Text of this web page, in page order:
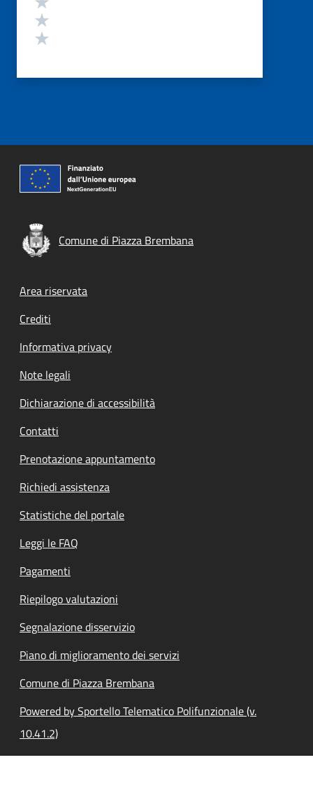
Comune di Piazza Brembana
Footer menu
Area riservata
Crediti
Informativa privacy
Note legali
Dichiarazione di accessibilità
Contatti
Prenotazione appuntamento
Richiedi assistenza
Statistiche del portale
Leggi le FAQ
Pagamenti
Riepilogo valutazioni
Segnalazione disservizio
Piano di miglioramento dei servizi
Comune di Piazza Brembana
Powered by Sportello Telematico Polifunzionale (v.
10.41.2)